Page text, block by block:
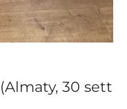
(Almaty, 30 sett